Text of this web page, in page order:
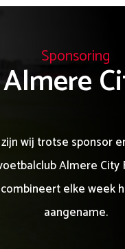
Sponsoring
Almere
wij trotse sponsor
Almere City
elke week
aangename.